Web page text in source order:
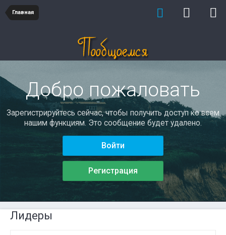
Главная
Добро пожаловать
Зарегистрируйтесь сейчас, чтобы получить доступ ко всем
нашим функциям. Это сообщение будет удалено.
Войти
Регистрация
Лидеры